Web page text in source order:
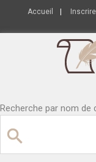
Accueil
Recherche par nom de